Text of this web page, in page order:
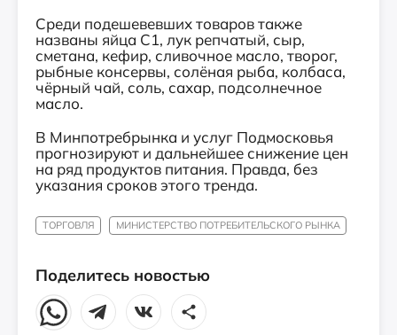
Среди подешевевших товаров также
названы яйца С1, лук репчатый, сыр,
сметана, кефир, сливочное масло, творог,
рыбные консервы, солёная рыба, колбаса,
чёрный чай, соль, сахар, подсолнечное
масло.
В Минпотребрынка и услуг Подмосковья
прогнозируют и дальнейшее снижение цен
на ряд продуктов питания. Правда, без
указания сроков этого тренда.
ТОРГОВЛЯ МИНИСТЕРСТВО ПОТРЕБИТЕЛЬСКОГО РЫНКА
Поделитесь новостью